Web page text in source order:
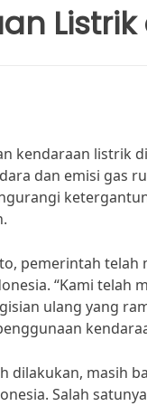
kendaraan listrik
dan emisi gas
pemerintah telah
“Kami telah
ulang yang
masih
Salah